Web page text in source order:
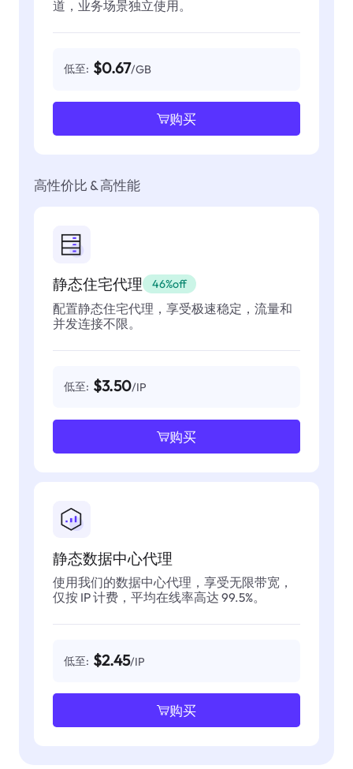
道，业务场景独立使用。
低至: $0.67/GB
购买
高性价比 & 高性能
静态住宅代理 46%off
配置静态住宅代理，享受极速稳定，流量和
并发连接不限。
低至: $3.50/IP
购买
静态数据中心代理
使用我们的数据中心代理，享受无限带宽，
仅按 IP 计费，平均在线率高达 99.5%。
低至: $2.45/IP
购买